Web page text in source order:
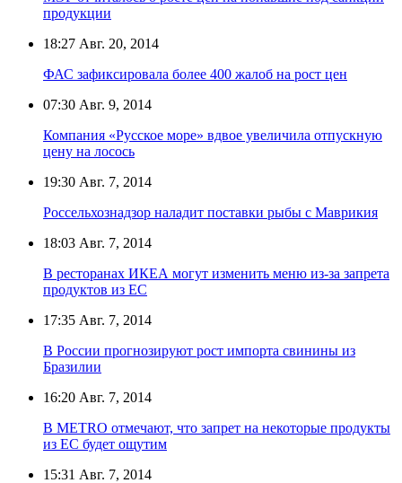
продукции
18:27 Авг. 20, 2014
ФАС зафиксировала более 400 жалоб на рост цен
07:30 Авг. 9, 2014
Компания «Русское море» вдвое увеличила отпускную
цену на лосось
19:30 Авг. 7, 2014
Россельхознадзор наладит поставки рыбы с Маврикия
18:03 Авг. 7, 2014
В ресторанах ИКЕА могут изменить меню из-за запрета
продуктов из ЕС
17:35 Авг. 7, 2014
В России прогнозируют рост импорта свинины из
Бразилии
16:20 Авг. 7, 2014
В METRO отмечают, что запрет на некоторые продукты
из ЕС будет ощутим
15:31 Авг. 7, 2014